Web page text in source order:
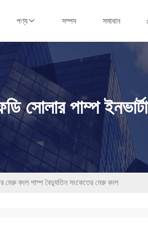
পণ্য সম্পদ সমাধান
সোলার পাম্প
বদল পাম্প বৈদ্যুতিন সংকেতের মেরু বদল